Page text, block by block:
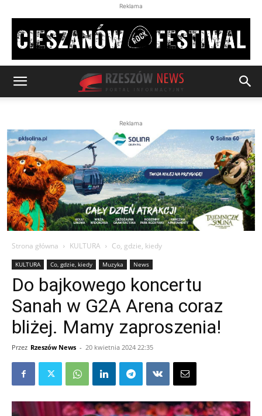
Reklama
Reklama
Strona główna KULTURA Co, gdzie, kiedy
KULTURA Co, gdzie, kiedy Muzyka News
Do bajkowego koncertu
Sanah w G2A Arena coraz
bliżej. Mamy zaproszenia!
Przez Rzeszów News - 20 kwietnia 2024 22:35